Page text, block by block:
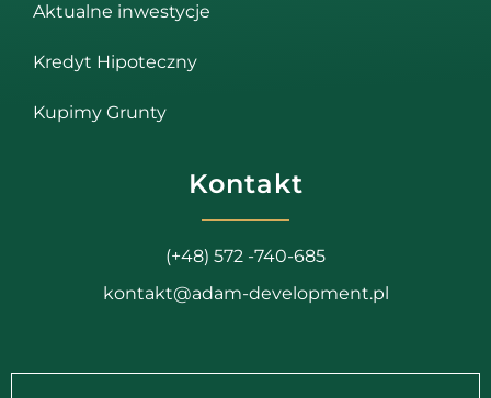
Aktualne inwestycje
Kredyt Hipoteczny
Kupimy Grunty
Kontakt
(+48) 572 -740-685
kontakt@adam-development.pl